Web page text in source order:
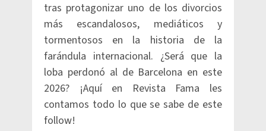
tras protagonizar uno de los divorcios
más escandalosos, mediáticos y
tormentosos en la historia de la
farándula internacional. ¿Será que la
loba perdonó al de Barcelona en este
2026? ¡Aquí en Revista Fama les
contamos todo lo que se sabe de este
follow!